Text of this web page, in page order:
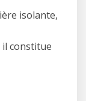
isolante,
il constitue